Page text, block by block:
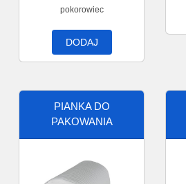
pokorowiec
DODAJ
PIANKA DO
PAKOWANIA